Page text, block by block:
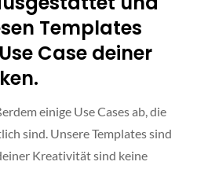
Templates
Case deiner
einige Use Cases ab, die
sind. Unsere Templates sind
Kreativität sind keine